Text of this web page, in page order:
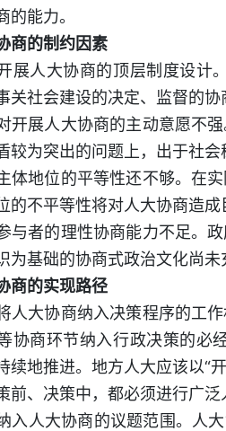
的能力。
的制约因素
人大协商的顶层制度设计。
关社会建设的决定、监督的
展人大协商的主动意愿不强
较为突出的问题上，出于社
地位的平等性还不够。在实
的不平等性将对人大协商造
者的理性协商能力不足。政
为基础的协商式政治文化尚
商的实现路径
大协商纳入决策程序的工作
协商环节纳入行政决策的必
续地推进。地方人大应该以“
前、决策中，都必须进行广泛
人大协商的议题范围。人大